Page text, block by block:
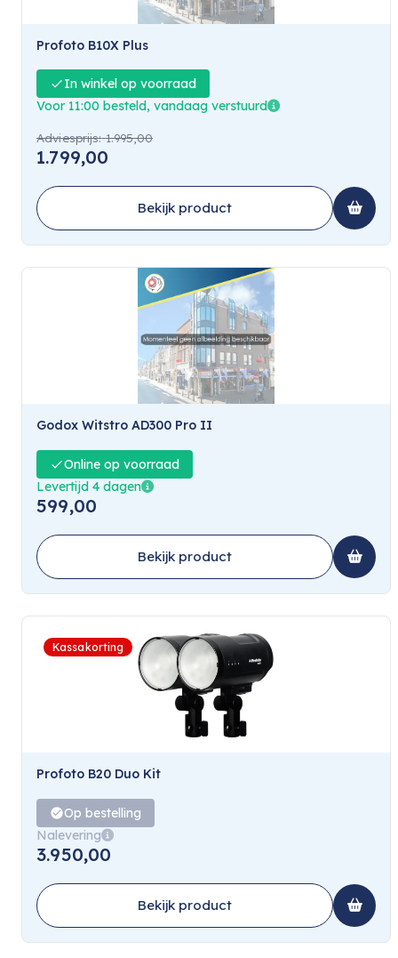
Profoto B10X Plus
In winkel op voorraad
Voor 11:00 besteld, vandaag verstuurd
Adviesprijs: 1.995,00
1.799,00
Bekijk product
Godox Witstro AD300 Pro II
Online op voorraad
Levertijd 4 dagen
599,00
Bekijk product
Kassakorting
Profoto B20 Duo Kit
Op bestelling
Nalevering
3.950,00
Bekijk product